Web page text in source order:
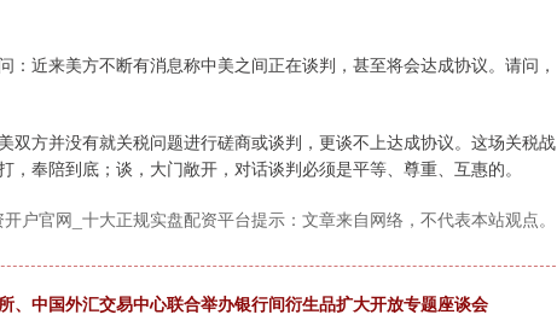
近来美方不断有消息称中美之间正在谈判，甚至将会达成协议。请问，
方并没有就关税问题进行磋商或谈判，更谈不上达成协议。这场关税战
奉陪到底；谈，大门敞开，对话谈判必须是平等、尊重、互惠的。
户官网_十大正规实盘配资平台提示：文章来自网络，不代表本站观点。
、中国外汇交易中心联合举办银行间衍生品扩大开放专题座谈会